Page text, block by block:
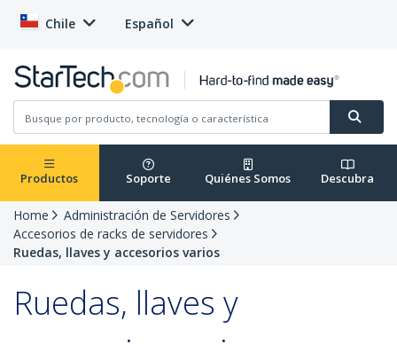
Chile Español
Productos Soporte Quiénes Somos Descubra
Home
Administración de Servidores
Accesorios de racks de servidores
Ruedas, llaves y accesorios varios
Ruedas, llaves y